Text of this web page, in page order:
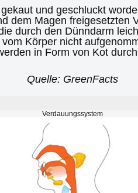
und geschluckt
dem Magen freigesetzten
durch den Dünndarm
Körper nicht
in Form von Kot
Quelle: GreenFacts
Verdauungssystem